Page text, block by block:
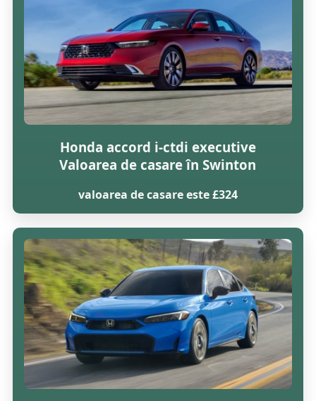
Honda accord i-ctdi executive
Valoarea de casare în Swinton
valoarea de casare este £324